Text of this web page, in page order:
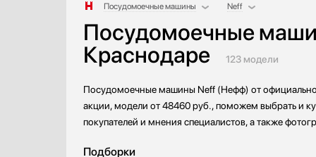
Посудомоечные машины
Аксессуары
Аксессуары и принадлежности
Акустические системы
Беспроводные акустические системы
Вакуумные упаковщики
Neff
AEG
Barazza
Посудомоечные
Краснодаре
123 модели
Посудомоечные машины Neff (Нефф) от
акции, модели от 48460 руб., поможем выбрать и
покупателей и мнения специалистов, а также
Подборки